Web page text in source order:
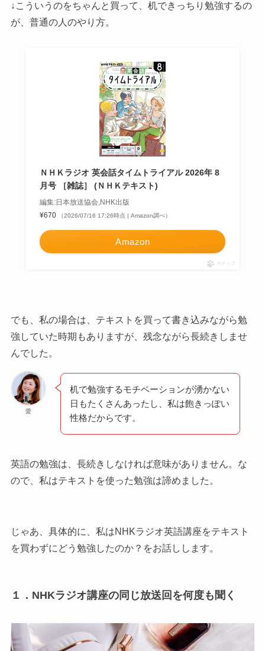
↓こういうのをちゃんと買って、机できっちり勉強するの
が、普通の人のやり方。
ＮＨＫラジオ 英会話タイムトライアル 2026年 8
月号 ［雑誌］ (ＮＨＫテキスト)
編集:日本放送協会,NHK出版
¥670
（2026/07/16 17:26時点 | Amazon調べ）
Amazon
ポチップ
でも、私の場合は、テキストを買って書き込みながら勉
強していた時期もありますが、残念ながら長続きしませ
んでした。
愛
机で勉強するモチベーションが湧かない
日もたくさんあったし、私は飽きっぽい
性格だからです。
英語の勉強は、長続きしなければ意味がありません。な
ので、私はテキストを使った勉強は諦めました。
じゃあ、具体的に、私はNHKラジオ英語講座をテキスト
を買わずにどう勉強したのか？をお話しします。
１．NHKラジオ講座の同じ放送回を何度も聞く